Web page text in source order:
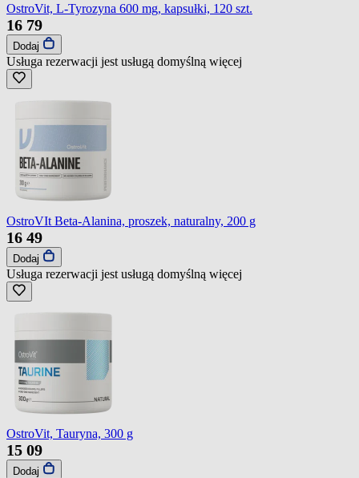
OstroVit, L-Tyrozyna 600 mg, kapsułki, 120 szt.
16 79
Dodaj
Usługa rezerwacji jest usługą domyślną więcej
OstroVIt Beta-Alanina, proszek, naturalny, 200 g
16 49
Dodaj
Usługa rezerwacji jest usługą domyślną więcej
OstroVit, Tauryna, 300 g
15 09
Dodaj